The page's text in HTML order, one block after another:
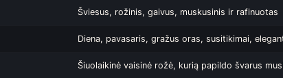
Šviesus, rožinis, gaivus, muskusinis ir rafinuotas
Diena, pavasaris, gražus oras, susitikimai,
Šiuolaikinė vaisinė rožė, kurią papildo švarus